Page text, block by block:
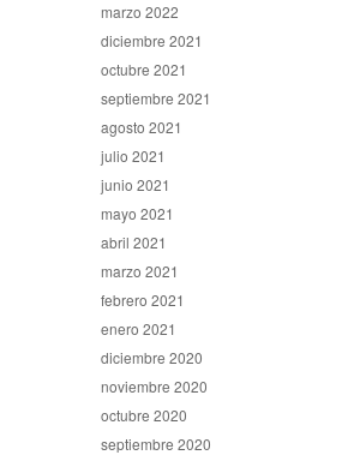
marzo 2022
diciembre 2021
octubre 2021
septiembre 2021
agosto 2021
julio 2021
junio 2021
mayo 2021
abril 2021
marzo 2021
febrero 2021
enero 2021
diciembre 2020
noviembre 2020
octubre 2020
septiembre 2020